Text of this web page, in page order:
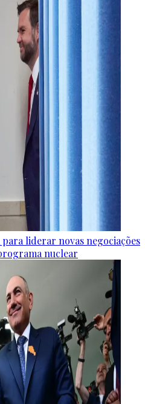
para liderar novas negociações
nuclear